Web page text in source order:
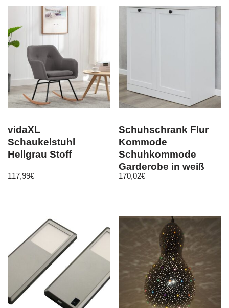
vidaXL
Schaukelstuhl
Hellgrau Stoff
117,99€
Schuhschrank Flur
Kommode
Schuhkommode
Garderobe in weiß
Landhaus Diele
170,02€